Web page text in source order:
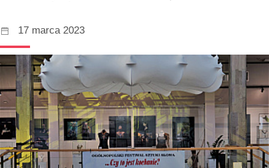
17 marca 2023